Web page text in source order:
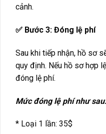
cảnh.
✅ Bước 3: Đóng lệ phí
Sau khi tiếp nhận, hồ sơ
quy định. Nếu hồ sơ hợp
đóng lệ phí.
Mức đóng lệ phí như
* Loại 1 lần: 35$